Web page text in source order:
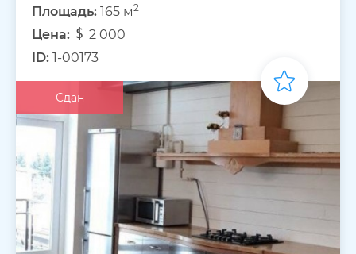
Площадь: 165 м2
Цена:
2 000
ID: 1-00173
Сдан